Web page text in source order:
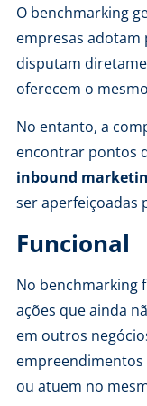
O benchmarking
empresas adotam
disputam
oferecem o
No entanto, a
encontrar pontos
inbound
ser aperfeiçoadas
Funcional
No benchmarking
ações que ainda
em outros
ou atuem no